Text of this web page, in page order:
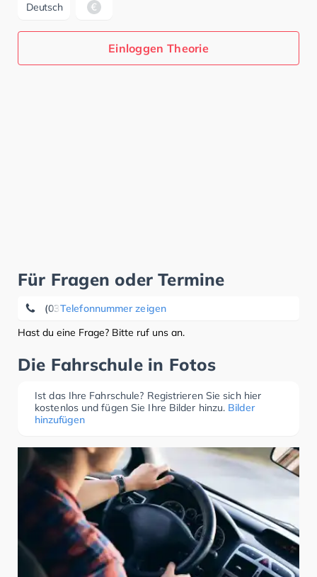
Deutsch
Einloggen Theorie
Für Fragen oder Termine
Telefonnummer zeigen
(033094) 5 03 84
Hast du eine Frage? Bitte ruf uns an.
Die Fahrschule in Fotos
Ist das Ihre Fahrschule? Registrieren Sie sich hier
kostenlos und fügen Sie Ihre Bilder hinzu. Bilder
hinzufügen